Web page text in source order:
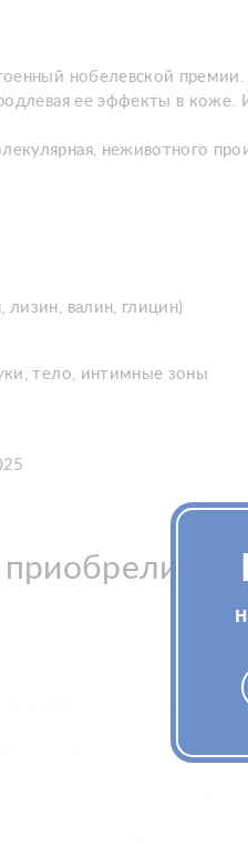
нобелевской
ее эффекты в
неживотного
валин, глицин)
тело, интимные зоны